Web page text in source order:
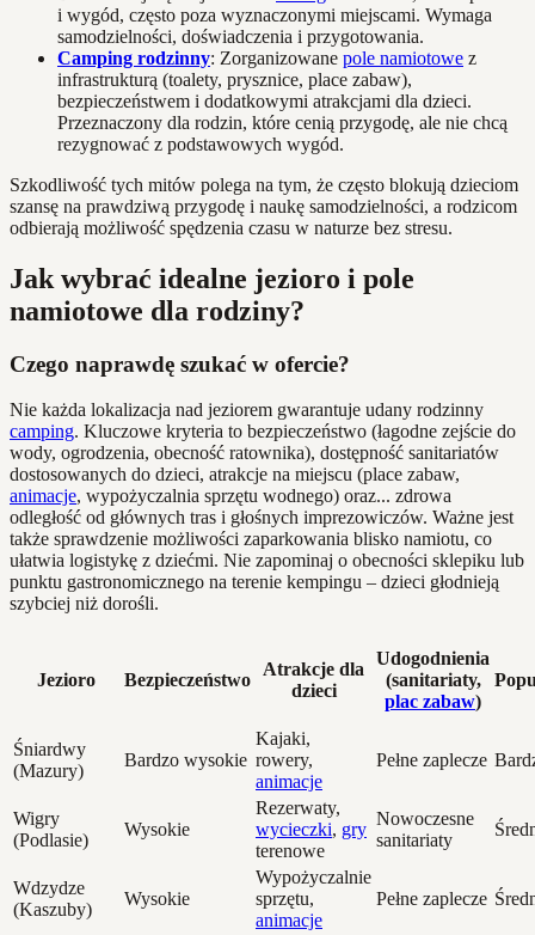
i wygód, często poza wyznaczonymi miejscami. Wymaga
samodzielności, doświadczenia i przygotowania.
Camping rodzinny: Zorganizowane pole namiotowe z
infrastrukturą (toalety, prysznice, place zabaw),
bezpieczeństwem i dodatkowymi atrakcjami dla dzieci.
Przeznaczony dla rodzin, które cenią przygodę, ale nie chcą
rezygnować z podstawowych wygód.
Szkodliwość tych mitów polega na tym, że często blokują dzieciom
szansę na prawdziwą przygodę i naukę samodzielności, a rodzicom
odbierają możliwość spędzenia czasu w naturze bez stresu.
Jak wybrać idealne jezioro i pole
namiotowe dla rodziny?
Czego naprawdę szukać w ofercie?
Nie każda lokalizacja nad jeziorem gwarantuje udany rodzinny
camping. Kluczowe kryteria to bezpieczeństwo (łagodne zejście do
wody, ogrodzenia, obecność ratownika), dostępność sanitariatów
dostosowanych do dzieci, atrakcje na miejscu (place zabaw,
animacje, wypożyczalnia sprzętu wodnego) oraz... zdrowa
odległość od głównych tras i głośnych imprezowiczów. Ważne jest
także sprawdzenie możliwości zaparkowania blisko namiotu, co
ułatwia logistykę z dziećmi. Nie zapominaj o obecności sklepiku lub
punktu gastronomicznego na terenie kempingu – dzieci głodnieją
szybciej niż dorośli.
Jezioro Bezpieczeństwo
Atrakcje dla
dzieci
Udogodnienia
(sanitariaty,
plac zabaw)
Śniardwy
(Mazury)
Bardzo wysokie
Kajaki,
rowery,
animacje
Pełne zaplecze
Wigry
(Podlasie)
Wysokie
Rezerwaty,
wycieczki, gry
terenowe
Nowoczesne
sanitariaty
Wdzydze
(Kaszuby)
Wysokie
Wypożyczalnie
sprzętu,
animacje
Pełne zaplecze